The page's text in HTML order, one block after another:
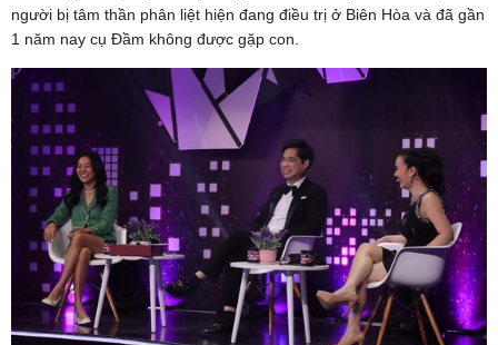
người bị tâm thần phân liệt hiện đang điều trị ở Biên Hòa và đã gần
1 năm nay cụ Đầm không được gặp con.